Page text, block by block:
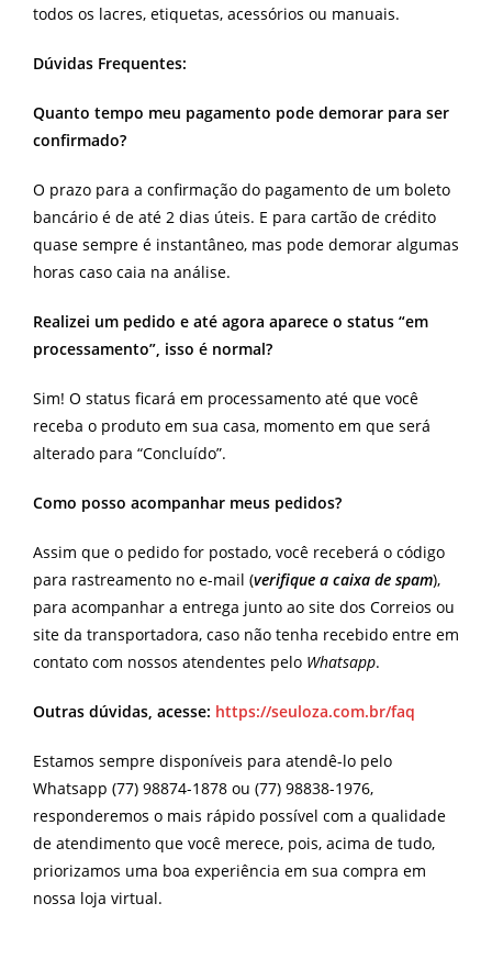
todos os lacres, etiquetas, acessórios ou manuais.
Dúvidas Frequentes:
Quanto tempo meu pagamento pode demorar para ser
confirmado?
O prazo para a confirmação do pagamento de um boleto
bancário é de até 2 dias úteis. E para cartão de crédito
quase sempre é instantâneo, mas pode demorar algumas
horas caso caia na análise.
Realizei um pedido e até agora aparece o status “em
processamento”, isso é normal?
Sim! O status ficará em processamento até que você
receba o produto em sua casa, momento em que será
alterado para “Concluído”.
Como posso acompanhar meus pedidos?
Assim que o pedido for postado, você receberá o código
para rastreamento no e-mail (verifique a caixa de spam),
para acompanhar a entrega junto ao site dos Correios ou
site da transportadora, caso não tenha recebido entre em
contato com nossos atendentes pelo Whatsapp.
Outras dúvidas, acesse: https://seuloza.com.br/faq
Estamos sempre disponíveis para atendê-lo pelo
Whatsapp (77) 98874-1878 ou (77) 98838-1976,
responderemos o mais rápido possível com a qualidade
de atendimento que você merece, pois, acima de tudo,
priorizamos uma boa experiência em sua compra em
nossa loja virtual.